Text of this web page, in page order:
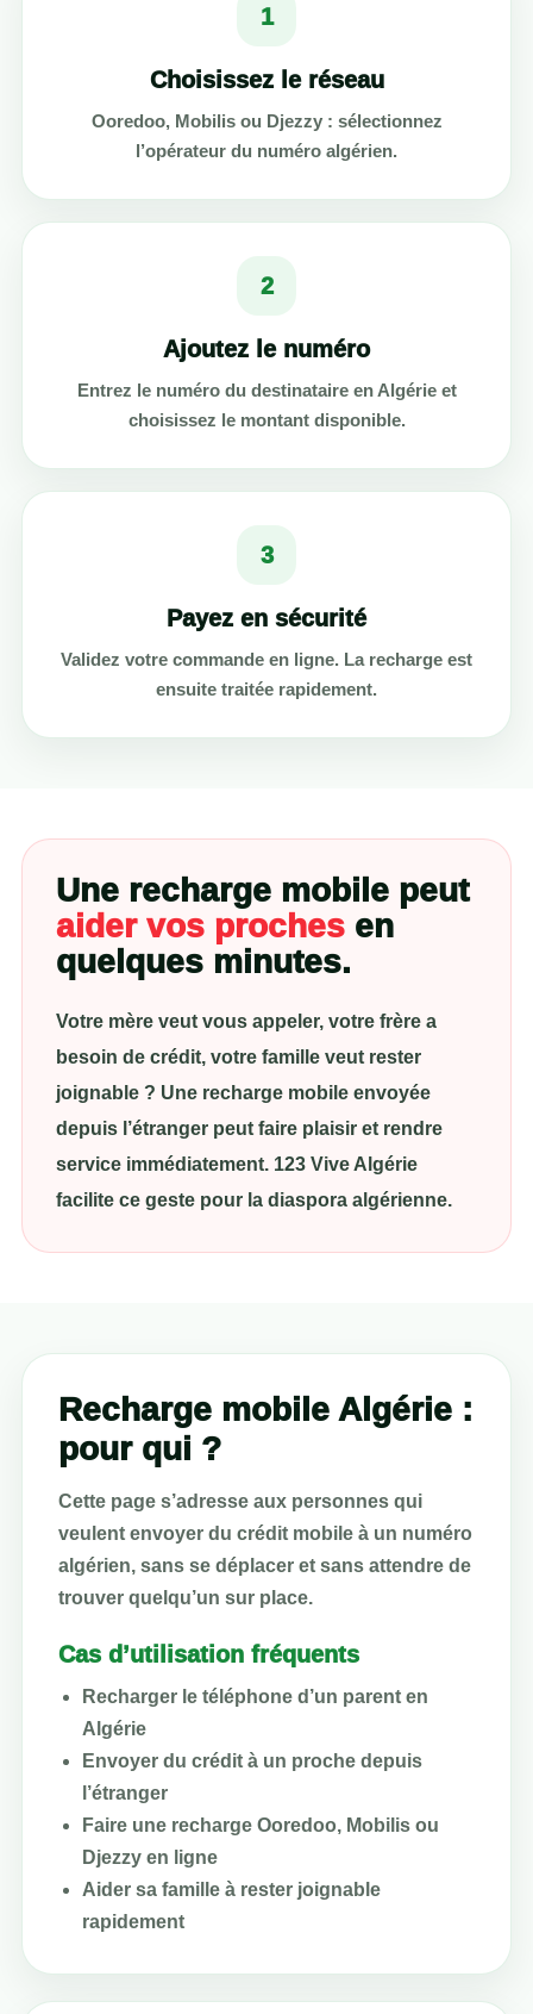
1
Choisissez le réseau
Ooredoo, Mobilis ou Djezzy : sélectionnez
l’opérateur du numéro algérien.
2
Ajoutez le numéro
Entrez le numéro du destinataire en Algérie et
choisissez le montant disponible.
3
Payez en sécurité
Validez votre commande en ligne. La recharge est
ensuite traitée rapidement.
Une recharge mobile peut
aider vos proches en
quelques minutes.
Votre mère veut vous appeler, votre frère a
besoin de crédit, votre famille veut rester
joignable ? Une recharge mobile envoyée
depuis l’étranger peut faire plaisir et rendre
service immédiatement. 123 Vive Algérie
facilite ce geste pour la diaspora algérienne.
Recharge mobile Algérie :
pour qui ?
Cette page s’adresse aux personnes qui
veulent envoyer du crédit mobile à un numéro
algérien, sans se déplacer et sans attendre de
trouver quelqu’un sur place.
Cas d’utilisation fréquents
Recharger le téléphone d’un parent en
Algérie
Envoyer du crédit à un proche depuis
l’étranger
Faire une recharge Ooredoo, Mobilis ou
Djezzy en ligne
Aider sa famille à rester joignable
rapidement